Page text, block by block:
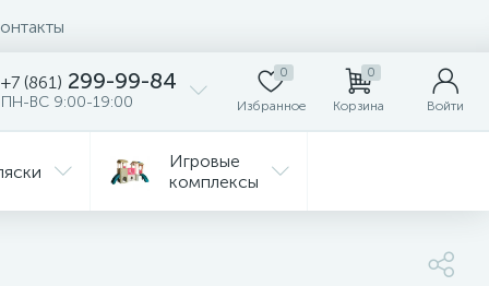
+7 (861) 299-99-84
ПН-ВС 9:00-19:00
0
Избранное
0
Корзина Войти
Игровые
комплексы